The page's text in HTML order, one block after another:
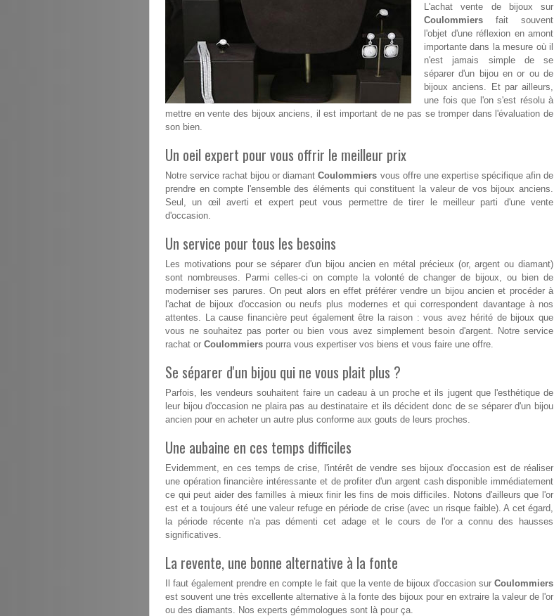
L'achat vente de bijoux sur
Coulommiers fait souvent
l'objet d'une réflexion en amont
importante dans la mesure où il
n'est jamais simple de se
séparer d'un bijou en or ou de
bijoux anciens. Et par ailleurs,
une fois que l'on s'est résolu à
mettre en vente des bijoux anciens, il est important de ne pas se tromper dans l'évaluation de
son bien.
Un oeil expert pour vous offrir le meilleur prix
Notre service rachat bijou or diamantCoulommiers vous offre une expertise spécifique afin de
prendre en compte l'ensemble des éléments qui constituent la valeur de vos bijoux anciens.
Seul, un œil averti et expert peut vous permettre de tirer le meilleur parti d'une vente
d'occasion.
Un service pour tous les besoins
Les motivations pour se séparer d'un bijou ancien en métal précieux (or, argent ou diamant)
sont nombreuses. Parmi celles-ci on compte la volonté de changer de bijoux, ou bien de
moderniser ses parures. On peut alors en effet préférer vendre un bijou ancien et procéder à
l'achat de bijoux d'occasion ou neufs plus modernes et qui correspondent davantage à nos
attentes. La cause financière peut également être la raison : vous avez hérité de bijoux que
vous ne souhaitez pas porter ou bien vous avez simplement besoin d'argent. Notre service
rachat or Coulommiers pourra vous expertiser vos biens et vous faire une offre.
Se séparer d'un bijou qui ne vous plait plus ?
Parfois, les vendeurs souhaitent faire un cadeau à un proche et ils jugent que l'esthétique de
leur bijou d'occasion ne plaira pas au destinataire et ils décident donc de se séparer d'un bijou
ancien pour en acheter un autre plus conforme aux gouts de leurs proches.
Une aubaine en ces temps difficiles
Evidemment, en ces temps de crise, l'intérêt de vendre ses bijoux d'occasion est de réaliser
une opération financière intéressante et de profiter d'un argent cash disponible immédiatement
ce qui peut aider des familles à mieux finir les fins de mois difficiles. Notons d'ailleurs que l'or
est et a toujours été une valeur refuge en période de crise (avec un risque faible). A cet égard,
la période récente n'a pas démenti cet adage et le cours de l'or a connu des hausses
significatives.
La revente, une bonne alternative à la fonte
Il faut également prendre en compte le fait que la vente de bijoux d'occasion sur Coulommiers
est souvent une très excellente alternative à la fonte des bijoux pour en extraire la valeur de l'or
ou des diamants. Nos experts gémmologues sont là pour ça.